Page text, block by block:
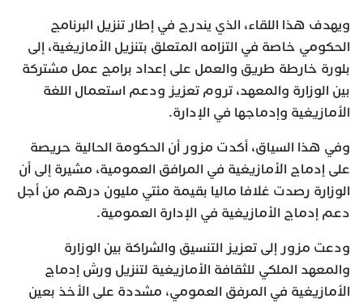
ويهدف هذا اللقاء، الذي يندرج في إطار تنزيل البرنامج
الحكومي خاصة في التزامه المتعلق بتنزيل الأمازيغية، إلى
بلورة خارطة طريق والعمل على إعداد برامج عمل مشتركة
بين الوزارة والمعهد، تروم تعزيز ودعم استعمال اللغة
الأمازيغية وإدماجها في الإدارة.
وفي هذا السياق، أكدت مزور أن الحكومة الحالية حريصة
على إدماج الأمازيغية في المرافق العمومية، مشيرة إلى أن
الوزارة رصدت غلافا ماليا بقيمة مئتي مليون درهم من أجل
دعم إدماج الأمازيغية في الإدارة العمومية.
ودعت مزور إلى تعزيز التنسيق والشراكة بين الوزارة
والمعهد الملكي للثقافة الأمازيغية لتنزيل ورش إدماج
الأمازيغية في المرفق العمومي، مشددة على الأخذ بعين